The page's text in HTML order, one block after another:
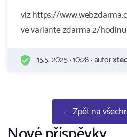
viz https://
ve variante zdarma 2/hodinu
15.5. 2025 · 10:28 · autor
← Zpět na